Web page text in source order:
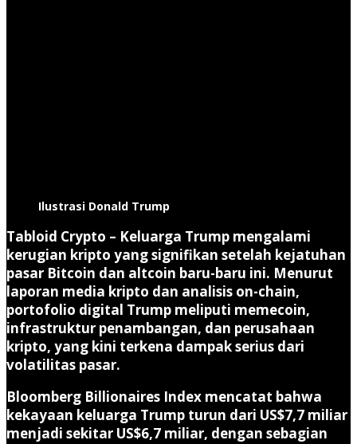
Ilustrasi Donald Trump
Tabloid Crypto – Keluarga Trump mengalami
kerugian kripto yang signifikan setelah kejatuhan
pasar Bitcoin dan altcoin baru-baru ini. Menurut
laporan media kripto dan analisis on-chain,
portofolio digital Trump meliputi memecoin,
infrastruktur penambangan, dan perusahaan
kripto, yang kini terkena dampak serius dari
volatilitas pasar.
Bloomberg Billionaires Index mencatat bahwa
kekayaan keluarga Trump turun dari US$7,7 miliar
menjadi sekitar US$6,7 miliar, dengan sebagian